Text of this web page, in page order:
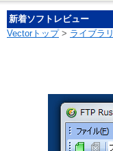
新着ソフトレビュー
Vectorトップ> ライブラリ